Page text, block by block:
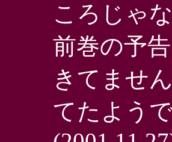
ころじゃ
前巻の予
きてませ
てたようで